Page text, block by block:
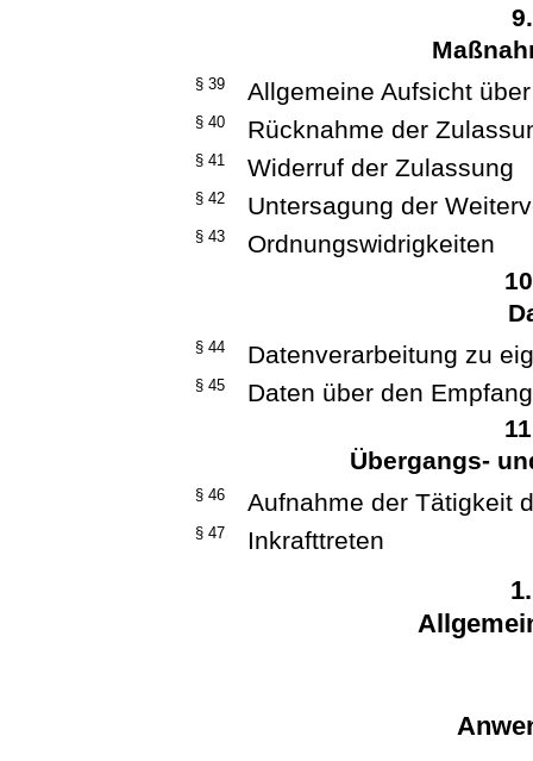
§ 39 Allgemeine Aufsicht
§ 40 Rücknahme der
§ 41 Widerruf der Zulassung
§ 42 Untersagung der
§ 43
Ordnungswidrigkeiten
§ 44 Datenverarbeitung zu
§ 45
Daten über den
Übergangs-
§ 46 Aufnahme der Tätigkeit
§ 47 Inkrafttreten